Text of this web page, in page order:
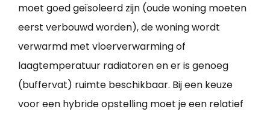
moet goed geïsoleerd zijn (oude woning moeten
eerst verbouwd worden), de woning wordt
verwarmd met vloerverwarming of
laagtemperatuur radiatoren en er is genoeg
(buffervat) ruimte beschikbaar. Bij een keuze
voor een hybride opstelling moet je een relatief